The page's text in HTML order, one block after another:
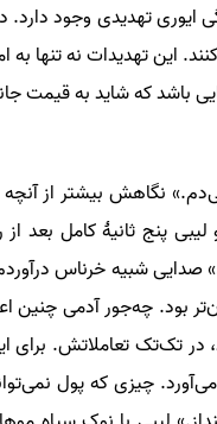
تهدیدی وجود دارد.
این تهدیدات نه تنها به
باشد که شاید به قیمت
نگاهش بیشتر از
پنج ثانیۀ کامل بعد
صدایی شبیه خرناس
بود. چه‌جور آدمی
تک‌تک تعاملاتش. برای
می‌آورد. چیزی که پول